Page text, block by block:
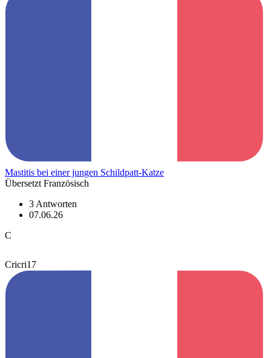
Mastitis bei einer jungen Schildpatt-Katze
Übersetzt Französisch
3 Antworten
07.06.26
C
Cricri17